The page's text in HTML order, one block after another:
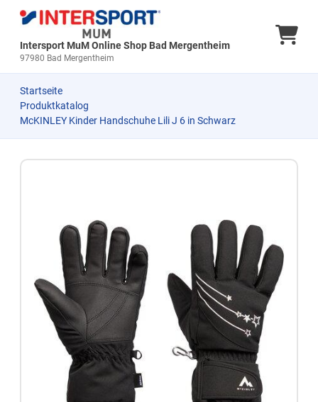
Intersport MuM Online Shop Bad Mergentheim
97980 Bad Mergentheim
Startseite
Produktkatalog
McKINLEY Kinder Handschuhe Lili J 6 in Schwarz